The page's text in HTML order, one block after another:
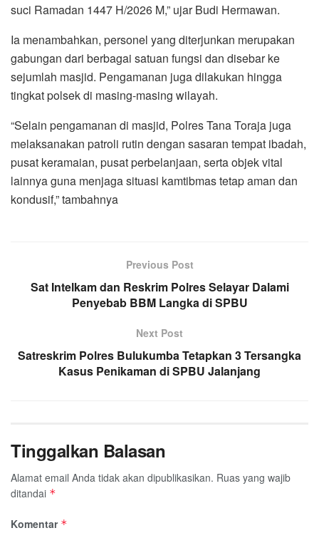
suci Ramadan 1447 H/2026 M,” ujar Budi Hermawan.
Ia menambahkan, personel yang diterjunkan merupakan
gabungan dari berbagai satuan fungsi dan disebar ke
sejumlah masjid. Pengamanan juga dilakukan hingga
tingkat polsek di masing-masing wilayah.
“Selain pengamanan di masjid, Polres Tana Toraja juga
melaksanakan patroli rutin dengan sasaran tempat ibadah,
pusat keramaian, pusat perbelanjaan, serta objek vital
lainnya guna menjaga situasi kamtibmas tetap aman dan
kondusif,” tambahnya
Previous Post
Sat Intelkam dan Reskrim Polres Selayar Dalami
Penyebab BBM Langka di SPBU
Next Post
Satreskrim Polres Bulukumba Tetapkan 3 Tersangka
Kasus Penikaman di SPBU Jalanjang
Tinggalkan Balasan
Alamat email Anda tidak akan dipublikasikan. Ruas yang wajib
ditandai *
Komentar *